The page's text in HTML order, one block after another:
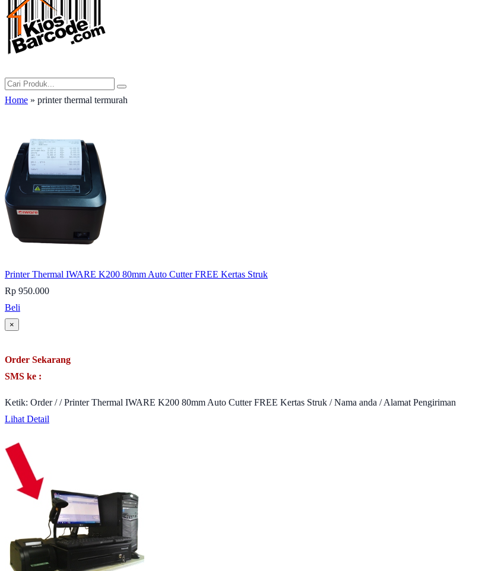
Home » printer thermal termurah
Printer Thermal IWARE K200 80mm Auto Cutter FREE Kertas Struk
Rp 950.000
Beli
×
Order Sekarang
SMS ke :
Ketik: Order / / Printer Thermal IWARE K200 80mm Auto Cutter FREE Kertas Struk / Nama anda / Alamat Pengiriman
Lihat Detail